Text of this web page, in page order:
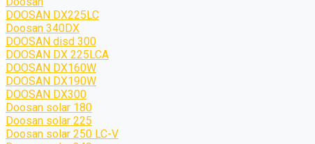
DOOSAN DX225LC
Doosan 340DX
DOOSAN disd 300
DOOSAN DX 225LCA
DOOSAN DX160W
DOOSAN DX190W
DOOSAN DX300
Doosan solar 180
Doosan solar 225
Doosan solar 250 LC-V